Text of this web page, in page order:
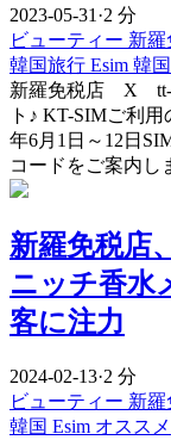
2023-05-31·2 分
ビューティー 新羅
韓国旅行 Esim 韓
新羅免税店 X tt-
ト♪ KT-SIMご利
年6月1日～12日
コードをご案内し
新羅免税店
ニッチ香水
客に注力
2024-02-13·2 分
ビューティー 新羅
韓国 Esim オススメ